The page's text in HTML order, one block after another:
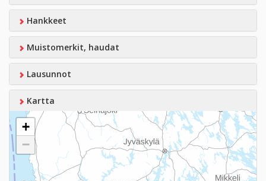
Hankkeet
Muistomerkit, haudat
Lausunnot
Kartta
+
−